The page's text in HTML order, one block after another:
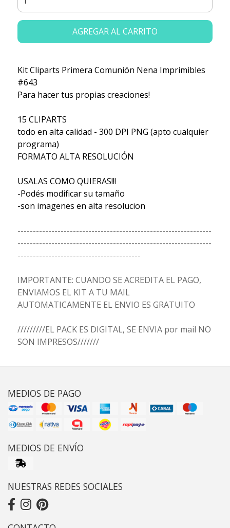
AGREGAR AL CARRITO
Kit Cliparts Primera Comunión Nena Imprimibles
#643
Para hacer tus propias creaciones!
15 CLIPARTS
todo en alta calidad - 300 DPI PNG (apto cualquier
programa)
FORMATO ALTA RESOLUCIÓN
USALAS COMO QUIERAS!!!
-Podés modificar su tamaño
-son imagenes en alta resolucion
---------------------------------------------------------------
---------------------------------------------------------------
----------------------------------------
IMPORTANTE: CUANDO SE ACREDITA EL PAGO,
ENVIAMOS EL KIT A TU MAIL
AUTOMATICAMENTE EL ENVIO ES GRATUITO
/////////EL PACK ES DIGITAL, SE ENVIA por mail NO
SON IMPRESOS///////
MEDIOS DE PAGO
MEDIOS DE ENVÍO
NUESTRAS REDES SOCIALES